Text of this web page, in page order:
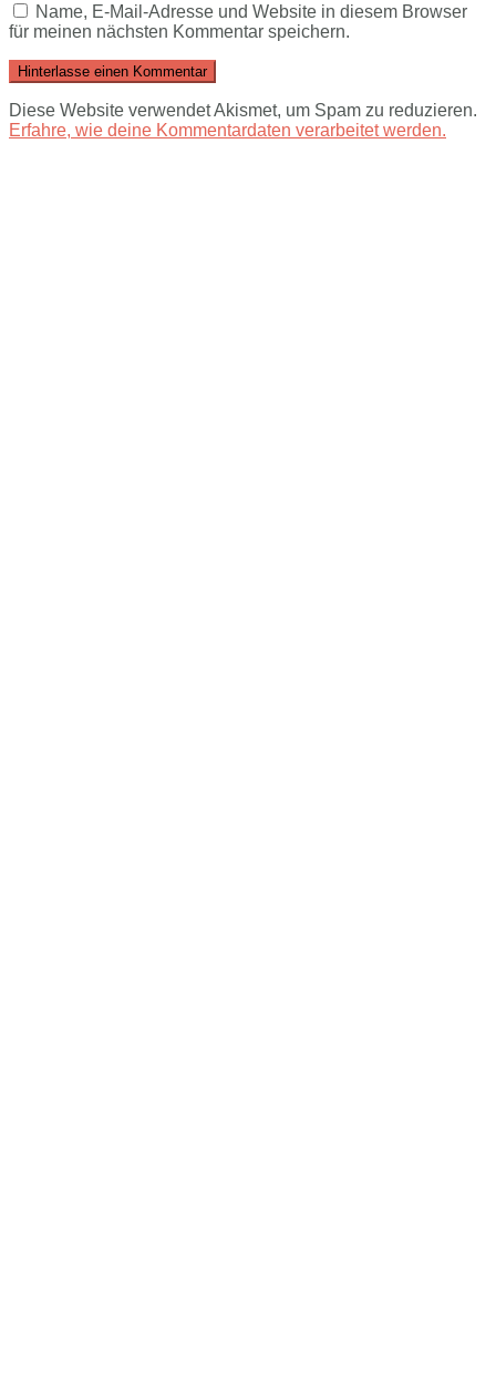
Name, E-Mail-Adresse und Website in diesem Browser
für meinen nächsten Kommentar speichern.
Diese Website verwendet Akismet, um Spam zu reduzieren.
Erfahre, wie deine Kommentardaten verarbeitet werden.